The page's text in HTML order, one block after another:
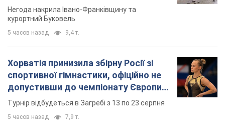
Відео
Негода накрила Івано-Франківщину та
курортний Буковель
5 часов назад 9,4 т.
Хорватія принизила збірну Росії зі
спортивної гімнастики, офіційно не
допустивши до чемпіонату Європи
основних спортсменів
Турнір відбудеться в Загребі з 13 по 23 серпня
5 часов назад 7,9 т.